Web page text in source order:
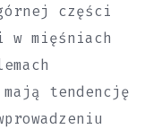
części
w mięśniach
tendencję